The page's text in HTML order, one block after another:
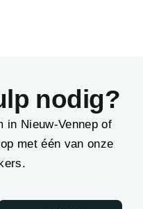
nodig?
in Nieuw-Vennep of
met één van onze